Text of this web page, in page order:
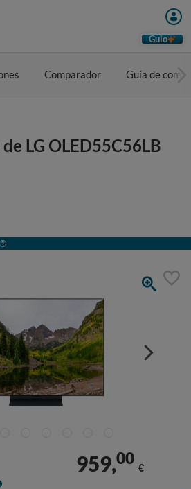
Guio
Comparador Guía de
LG OLED55C56LB
959,00
€